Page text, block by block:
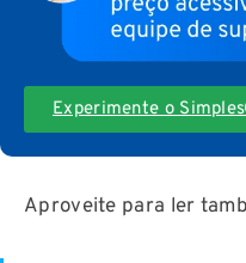
Experimente o
Aproveite para ler